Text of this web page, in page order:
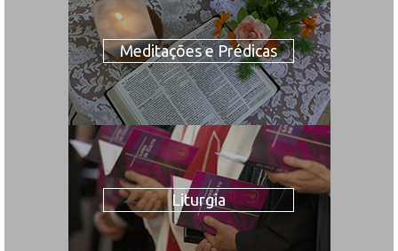
Meditações e Prédicas
Liturgia